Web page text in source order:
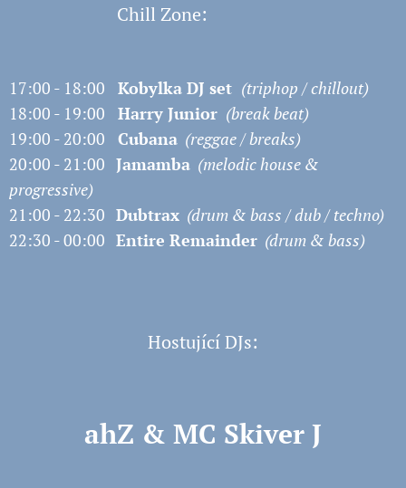
Chill Zone:
17:00 - 18:00 Kobylka DJ set (triphop / chillout)
18:00 - 19:00
Harry Junior (break beat)
19:00 - 20:00
Cubana (reggae / breaks)
20:00 - 21:00 Jamamba (melodic house &
progressive)
21:00 - 22:30 Dubtrax (drum & bass / dub / techno)
22:30 - 00:00 Entire Remainder (drum & bass)
Hostující DJs:
ahZ & MC Skiver J